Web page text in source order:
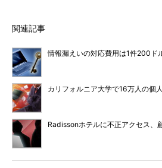
関連記事
情報漏えいの対応費用は1件200ド
カリフォルニア大学で16万人の個
Radissonホテルに不正アクセス、